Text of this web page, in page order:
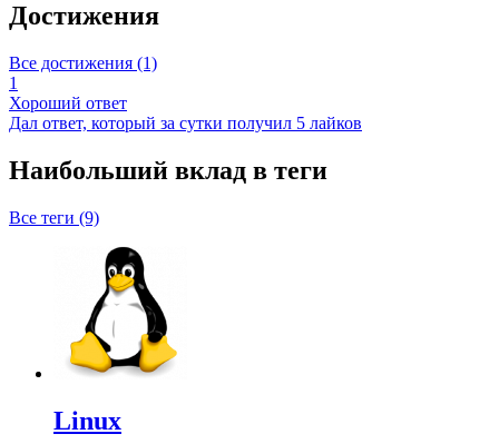
Достижения
Все достижения (1)
1
Хороший ответ
Дал ответ, который за сутки получил 5 лайков
Наибольший вклад в теги
Все теги (9)
Linux